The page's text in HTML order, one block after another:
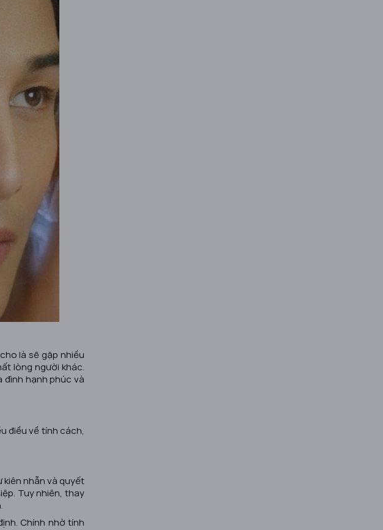
là sẽ gặp nhiều
lòng người khác.
đình hạnh phúc và
điều về tính cách,
kiên nhẫn và quyết
Tuy nhiên, thay
Chính nhờ tính